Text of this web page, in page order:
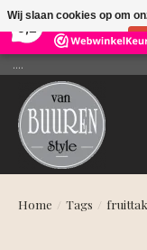
26
....
Home / Tags /
Wij slaan cookies op om